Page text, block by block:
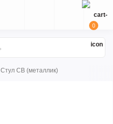
0
Стул CВ (металлик)